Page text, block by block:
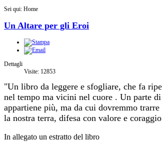
Sei qui: Home
Un Altare per gli Eroi
Dettagli
Visite: 12853
"Un libro da leggere e sfogliare, che fa
nel tempo ma vicini nel cuore . Un parte
appartiene più, ma da cui dovremmo
la nostra terra, difesa con valore e
In allegato un estratto del libro